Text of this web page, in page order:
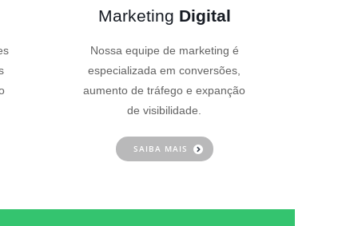
Marketing Digital
Nossa equipe de marketing é
especializada em conversões,
aumento de tráfego e expanção
de visibilidade.
SAIBA MAIS